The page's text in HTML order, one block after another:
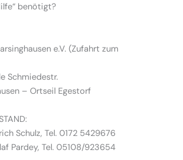
benötigt?
e.V. (Zufahrt zum
Schmiedestr.
– Ortseil Egestorf
Schulz, Tel. 0172 5429676
Pardey, Tel. 05108/923654